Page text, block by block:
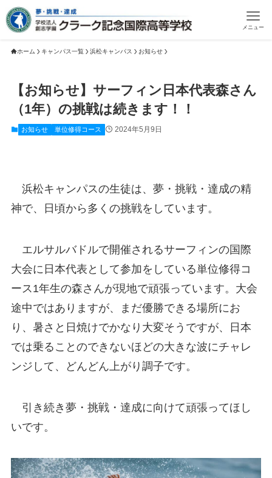
メニュー
ホーム キャンパス一覧 浜松キャンパス お知らせ
【お知らせ】サーフィン日本代表森さん
（1年）の挑戦は続きます！！
お知らせ 単位修得コース 2024年5月9日
浜松キャンパスの生徒は、夢・挑戦・達成の精
神で、日頃から多くの挑戦をしています。
エルサルバドルで開催されるサーフィンの国際
大会に日本代表として参加をしている単位修得コ
ース1年生の森さんが現地で頑張っています。大会
途中ではありますが、まだ優勝できる場所にお
り、暑さと日焼けでかなり大変そうですが、日本
では乗ることのできないほどの大きな波にチャレ
ンジして、どんどん上がり調子です。
引き続き夢・挑戦・達成に向けて頑張ってほし
いです。